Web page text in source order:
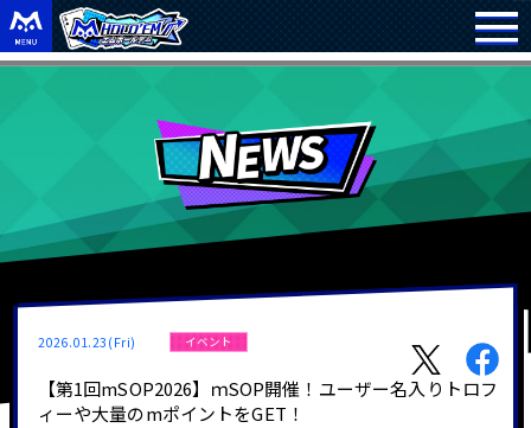
2026.01.23(Fri) イベント
【第1回mSOP2026】ｍSOP開催！ユーザー名入りトロフ
ィーや大量のmポイントをGET！